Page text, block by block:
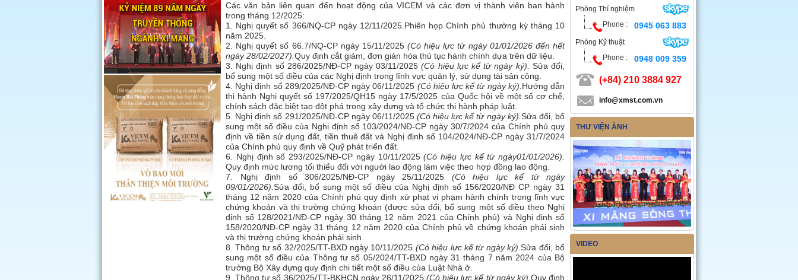
Các văn bản liên quan đến hoạt động của VICEM và các đơn vị thành viên ban hành
trong tháng 12/2025:
1. Nghị quyết số 366/NQ-CP ngày 12/11/2025.Phiên họp Chính phủ thường kỳ tháng 10
năm 2025.
2. Nghị quyết số 66.7/NQ-CP ngày 15/11/2025 (Có hiệu lực từ ngày 01/01/2026 đến hết
ngày 28/02/2027). Quy định cắt giảm, đơn giản hóa thủ tục hành chính dựa trên dữ liệu.
3. Nghị định số 286/2025/NĐ-CP ngày 03/11/2025(Có hiệu lực kể từ ngày ký)
Sửa đổi,
bổ sung một số điều của các Nghị định trong lĩnh vực quản lý, sử dụng tài sản công.
4. Nghị định số 289/2025/NĐ-CP ngày 06/11/2025 (Có hiệu lực kể từ ngày ký). Hướng dẫn
thi hành Nghị quyết số 197/2025/QH15 ngày 17/5/2025 của Quốc hội về một số cơ chế,
chính sách đặc biệt tạo đột phá trong xây dựng và tổ chức thi hành pháp luật.
5. Nghị định số 291/2025/NĐ-CP ngày 06/11/2025 (Có hiệu lực kể từ ngày ký). Sửa đổi, bổ
sung một số điều của Nghị định số 103/2024/NĐ-CP ngày 30/7/2024 của Chính phủ quy
định về tiền sử dụng đất, tiền thuê đất và Nghị định số 104/2024/NĐ-CP ngày 31/7/2024
của Chính phủ quy định về Quỹ phát triển đất.
6. Nghị định số 293/2025/NĐ-CP ngày 10/11/2025(Có hiệu lực kể từ ngày01/01/2026).
Quy định mức lương tối thiểu đối với người lao động làm việc theo hợp đồng lao động.
7. Nghị định số 306/2025/NĐ-CP ngày 25/11/2025 (Có hiệu lực kể từ ngày
09/01/2026). Sửa đổi, bổ sung một số điều của Nghị định số 156/2020/NĐ CP ngày 31
tháng 12 năm 2020 của Chính phủ quy định xử phạt vi phạm hành chính trong lĩnh vực
chứng khoán và thị trường chứng khoán (được sửa đổi, bổ sung một số điều theo Nghị
định số 128/2021/NĐ-CP ngày 30 tháng 12 năm 2021 của Chính phủ) và Nghị định số
158/2020/NĐ-CP ngày 31 tháng 12 năm 2020 của Chính phủ về chứng khoán phái sinh
và thị trường chứng khoán phái sinh.
8. Thông tư số 32/2025/TT-BXD ngày 10/11/2025 (Có hiệu lực kể từ ngày ký).Sửa đổi, bổ
sung một số điều của Thông tư số 05/2024/TT-BXD ngày 31 tháng 7 năm 2024 của Bộ
trưởng Bộ Xây dựng quy định chi tiết một số điều của Luật Nhà ở.
9. Thông tư số 36/2025/TT-BKHCN ngày 26/11/2025 (Có hiệu lực kể từ ngày ký). Quy định
Phòng Thí nghiệm
Phone :
0945 063 883
Phòng Kỹ thuật
Phone :
0948 009 359
(+84) 210 3884 927
info@xmst.com.vn
THƯ VIỆN ẢNH
VIDEO